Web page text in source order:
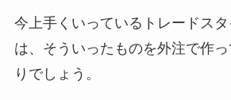
今上手くいっているトレードス
は、そういったものを外注で作
りでしょう。